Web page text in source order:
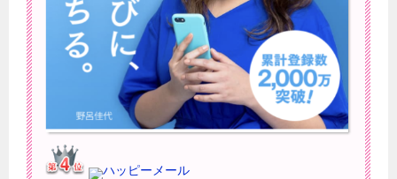
ハッピーメール